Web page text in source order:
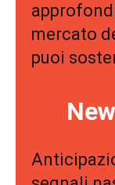
mercato
puoi